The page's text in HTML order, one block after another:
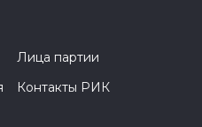
Лица партии
Контакты РИК